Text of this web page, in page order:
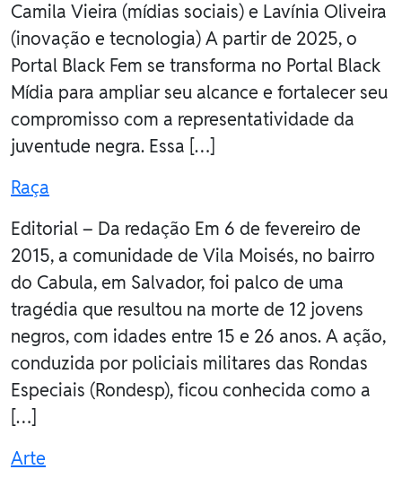
Camila Vieira (mídias sociais) e Lavínia Oliveira
(inovação e tecnologia) A partir de 2025, o
Portal Black Fem se transforma no Portal Black
Mídia para ampliar seu alcance e fortalecer seu
compromisso com a representatividade da
juventude negra. Essa […]
Raça
Editorial – Da redação Em 6 de fevereiro de
2015, a comunidade de Vila Moisés, no bairro
do Cabula, em Salvador, foi palco de uma
tragédia que resultou na morte de 12 jovens
negros, com idades entre 15 e 26 anos. A ação,
conduzida por policiais militares das Rondas
Especiais (Rondesp), ficou conhecida como a
[…]
Arte